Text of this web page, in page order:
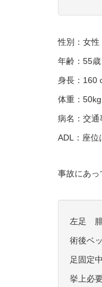
性別：女性
年齢：55歳
身長：160
体重：50kg
病名：交通
ADL：座位
事故にあっ
左足 腓
術後ベ
足固定中
挙上必